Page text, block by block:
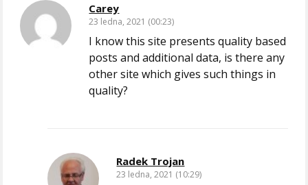
Carey
23 ledna, 2021 (00:23)
I know this site presents quality based
posts and additional data, is there any
other site which gives such things in
quality?
Radek Trojan
23 ledna, 2021 (10:29)